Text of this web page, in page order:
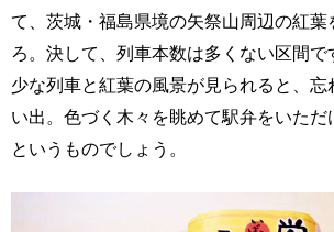
て、茨城・福島県境の矢祭山周辺の紅葉
ろ。決して、列車本数は多くない区間
少な列車と紅葉の風景が見られると、忘
い出。色づく木々を眺めて駅弁をいただ
というものでしょう。